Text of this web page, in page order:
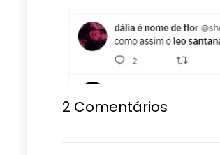
2 Comentários